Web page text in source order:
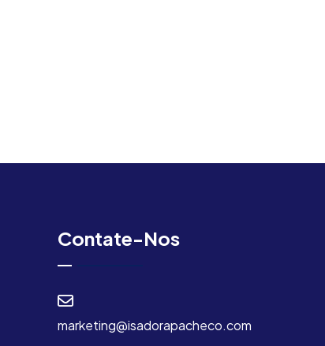
Contate-Nos
marketing@isadorapacheco.com